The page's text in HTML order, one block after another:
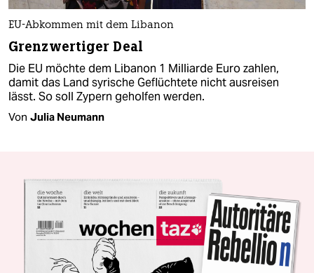
EU-Abkommen mit dem Libanon
Grenzwertiger Deal
Die EU möchte dem Libanon 1 Milliarde Euro zahlen,
damit das Land syrische Geflüchtete nicht ausreisen
lässt. So soll Zypern geholfen werden.
Von Julia Neumann